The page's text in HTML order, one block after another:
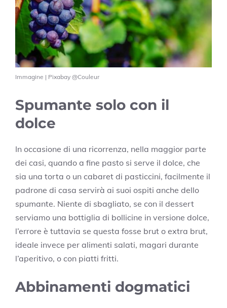
Immagine | Pixabay @Couleur
Spumante solo con il
dolce
In occasione di una ricorrenza, nella maggior parte
dei casi, quando a fine pasto si serve il dolce, che
sia una torta o un cabaret di pasticcini, facilmente il
padrone di casa servirà ai suoi ospiti anche dello
spumante. Niente di sbagliato, se con il dessert
serviamo una bottiglia di bollicine in versione dolce,
l’errore è tuttavia se questa fosse brut o extra brut,
ideale invece per alimenti salati, magari durante
l’aperitivo, o con piatti fritti.
Abbinamenti dogmatici